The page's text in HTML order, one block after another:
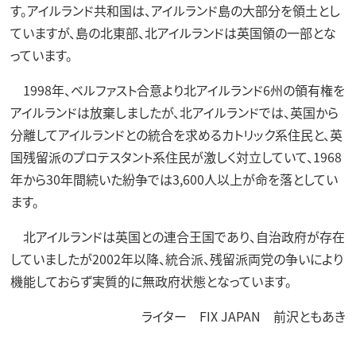
す。アイルランド共和国は、アイルランド島の大部分を領土とし
ていますが、島の北東部、北アイルランドは英国領の一部とな
っています。
1998年、ベルファスト合意より北アイルランド6州の領有権を
アイルランドは放棄しましたが、北アイルランドでは、英国から
分離してアイルランドとの統合を求めるカトリック系住民と、英
国残留派のプロテスタント系住民が激しく対立していて、1968
年から30年間続いた紛争では3,600人以上が命を落としてい
ます。
北アイルランドは英国との連合王国であり、自治政府が存在
していましたが2002年以降、統合派、残留派両党の争いにより
機能しておらず実質的に無政府状態となっています。
ライター FIX JAPAN 前沢ともあき